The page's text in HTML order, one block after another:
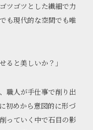
ツゴツとした繊細で力
も現代的な空間でも唯
ると美しいか？」
職人が手仕事で削り出
初めから意図的に形づ
っていく中で石目の影